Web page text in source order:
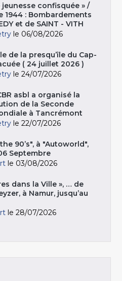
jeunesse confisquée » /
1944 : Bombardements
et de SAINT - VITH
le 06/08/2026
de la presqu’île du Cap-
( 24 juillet 2026 )
le 24/07/2026
asbl a organisé la
de la Seconde
à Tancrémont
le 22/07/2026
90’s", à "Autoworld",
Septembre
le 03/08/2026
dans la Ville », … de
à Namur, jusqu’au
le 28/07/2026